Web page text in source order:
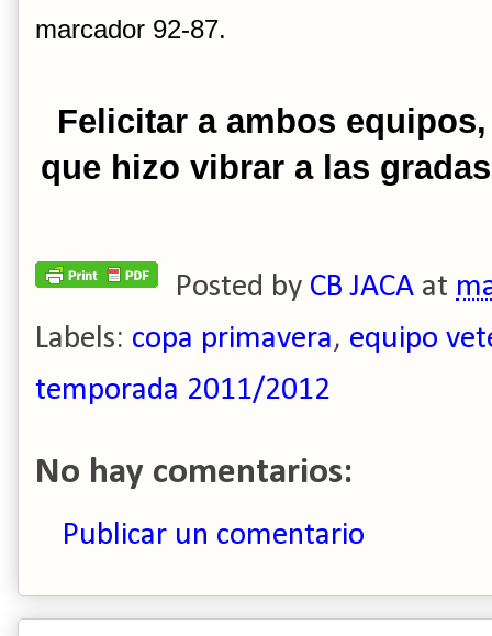
marcador 92-87.
Felicitar a ambos
que hizo vibrar a las
Posted by CB JACA at
Labels: copa primavera, equipo
temporada 2011/2012
No hay comentarios:
Publicar un comentario